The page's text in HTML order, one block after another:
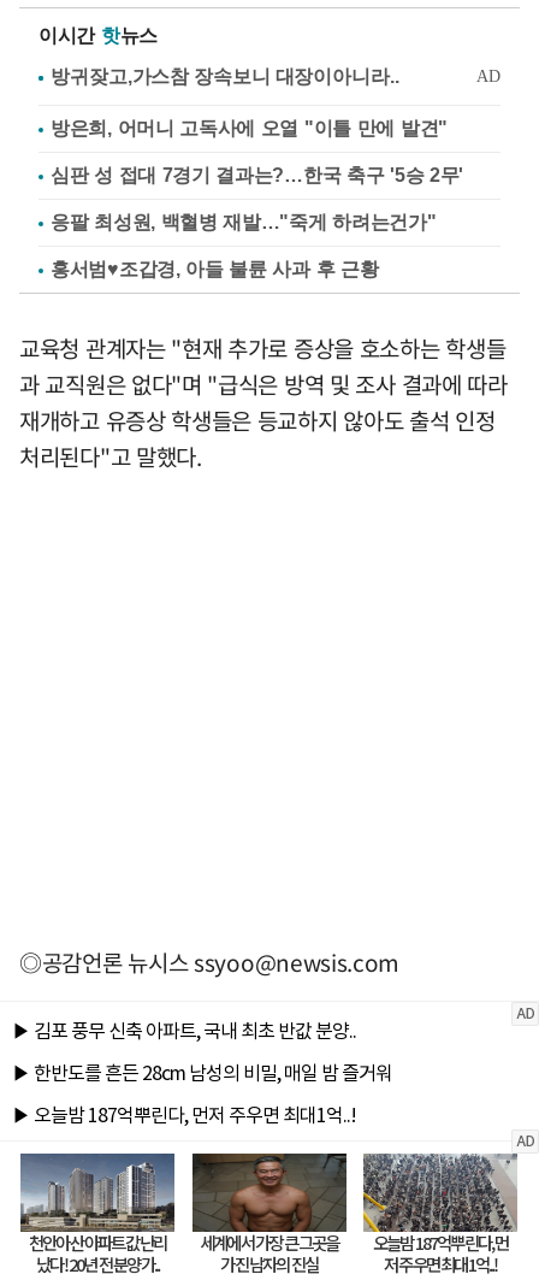
이시간 핫뉴스
방은희, 어머니 고독사에 오열 "이틀 만에 발견"
심판 성 접대 7경기 결과는?…한국 축구 '5승 2무'
응팔 최성원, 백혈병 재발…"죽게 하려는건가"
홍서범♥조갑경, 아들 불륜 사과 후 근황
교육청 관계자는 "현재 추가로 증상을 호소하는 학생들
과 교직원은 없다"며 "급식은 방역 및 조사 결과에 따라
재개하고 유증상 학생들은 등교하지 않아도 출석 인정
처리된다"고 말했다.
◎공감언론 뉴시스ssyoo@newsis.com